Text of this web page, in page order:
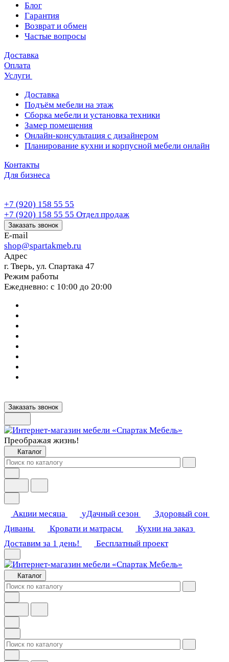
Блог
Гарантия
Возврат и обмен
Частые вопросы
Доставка
Оплата
Услуги
Доставка
Подъём мебели на этаж
Сборка мебели и установка техники
Замер помещения
Онлайн-консультация с дизайнером
Планирование кухни и корпусной мебели онлайн
Контакты
Для бизнеса
+7 (920) 158 55 55
+7 (920) 158 55 55 Отдел продаж
Заказать звонок
E-mail
shop@spartakmeb.ru
Адрес
г. Тверь, ул. Спартака 47
Режим работы
Ежедневно: с 10:00 до 20:00
Заказать звонок
Преображая жизнь!
Каталог
Акции месяца уДачный сезон
Здоровый сон
Диваны
Кровати и матрасы
Кухни на заказ
Доставим за 1 день!
Бесплатный проект
Каталог